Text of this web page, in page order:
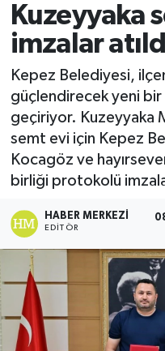
Kuzeyyaka
imzalar
Kepez Belediyesi,
güçlendirecek yeni
geçiriyor. Kuzeyyaka
semt evi için Kepez
Kocagöz ve
birliği protokolü
HABER MERKEZI
EDITÖR